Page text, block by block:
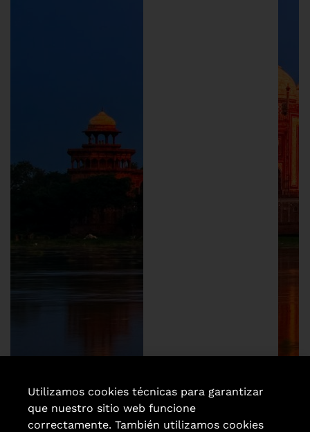
Utilizamos cookies técnicas para garantizar
que nuestro sitio web funcione
correctamente. También utilizamos cookies